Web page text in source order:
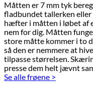
Måtten er 7 mm tyk
fladbundet tallerken eller
hæfter i måtten i løbet af
nem for dig. Måtten
store måtte kommer i to
så den er nemmere at
tilpasse størrelsen.
presse dem helt jævnt
Se alle frøene >